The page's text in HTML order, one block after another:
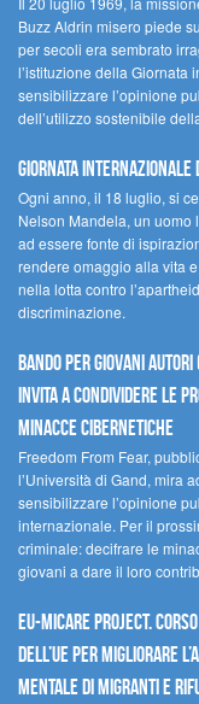
Buzz Aldrin misero piede
per secoli era sembrato
l’istituzione della Giornata
sensibilizzare l’opinione
dell’utilizzo sostenibile
Giornata internazionale
Ogni anno, il 18 luglio, si
Nelson Mandela, un uomo
ad essere fonte di
rendere omaggio alla vita
nella lotta contro
discriminazione.
Bando per giovani
invita a condividere le
minacce cibernetiche
Freedom From Fear,
l’Università di Gand, mira
sensibilizzare l’opinione
internazionale. Per il
criminale: decifrare le
giovani a dare il loro
EU-MiCare Project.
dell’UE per migliorare
mentale di migranti e